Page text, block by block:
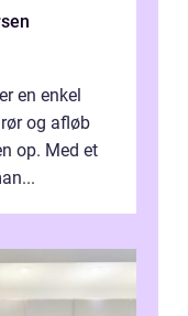
en enkel
og afløb
op. Med et